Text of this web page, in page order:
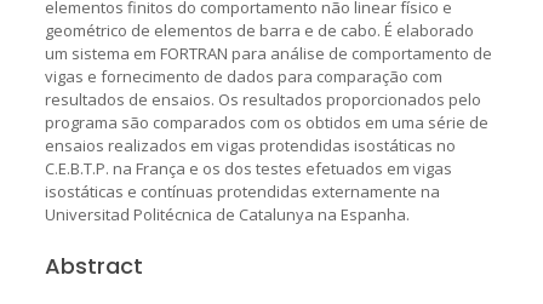
elementos finitos do comportamento não linear físico e
geométrico de elementos de barra e de cabo. É elaborado
um sistema em FORTRAN para análise de comportamento de
vigas e fornecimento de dados para comparação com
resultados de ensaios. Os resultados proporcionados pelo
programa são comparados com os obtidos em uma série de
ensaios realizados em vigas protendidas isostáticas no
C.E.B.T.P. na França e os dos testes efetuados em vigas
isostáticas e contínuas protendidas externamente na
Universitad Politécnica de Catalunya na Espanha.
Abstract